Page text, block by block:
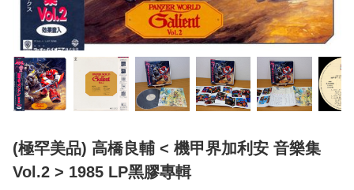
(極罕美品) 高橋良輔 < 機甲界加利安 音樂集
Vol.2 > 1985 LP黑膠專輯